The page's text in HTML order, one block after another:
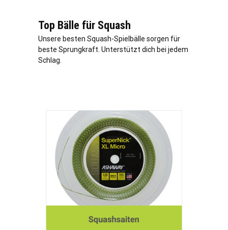
Top Bälle für Squash
Unsere besten Squash-Spielbälle sorgen für
beste Sprungkraft. Unterstützt dich bei jedem
Schlag.